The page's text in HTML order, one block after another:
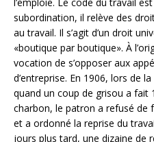
subordination, il relève des
au travail. Il s’agit d’un droit
«boutique par boutique». À
vocation de s’opposer aux
d’entreprise. En 1906, lors de
quand un coup de grisou a fait
charbon, le patron a refusé de
et a ordonné la reprise du
jours plus tard, une dizaine de